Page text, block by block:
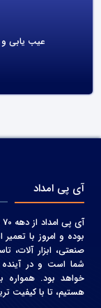
عیب یابی و
آی پی امداد
بوده و امروز با
صنعتی، ابزار آلات،
شما است و در آینده
خواهد بود. همواره
هستیم، تا با کیفیت